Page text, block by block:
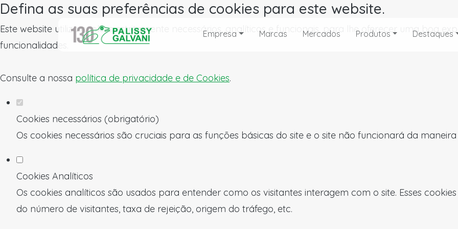
Defina as suas preferências de cookies para este website.
Este website utiliza cookies estritamente necessários, analíticos e funcionais, para lhe oferecer uma boa
funcionalidades.
Consulte a nossa política de privacidade e de Cookies.
Cookies necessários (obrigatório)
Os cookies necessários são cruciais para as funções básicas do site e o site não funcionará da
Cookies Analíticos
Os cookies analíticos são usados para entender como os visitantes interagem com o site. Esses
do número de visitantes, taxa de rejeição, origem do tráfego, etc.
Empresa Marcas Mercados Produtos Destaques